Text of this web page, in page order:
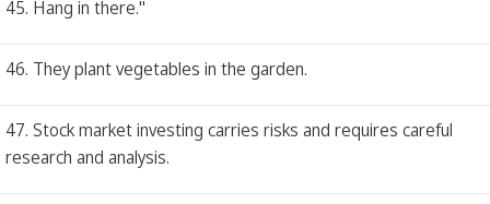
45. Hang in there."
46. They plant vegetables in the garden.
47. Stock market investing carries risks and requires careful
research and analysis.